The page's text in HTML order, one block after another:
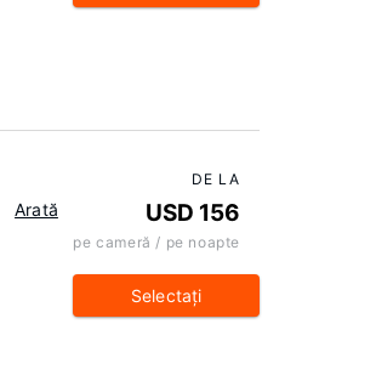
Arată
DE LA
USD 156
pe cameră / pe noapte
Selectaţi